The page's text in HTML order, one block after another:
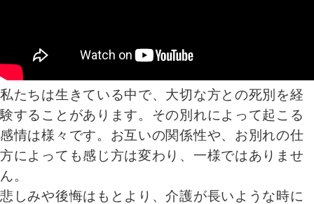
私たちは生きている中で、大切な方との死別を経
験することがあります。その別れによって起こる
感情は様々です。お互いの関係性や、お別れの仕
方によっても感じ方は変わり、一様ではありませ
ん。
悲しみや後悔はもとより、介護が長いような時に